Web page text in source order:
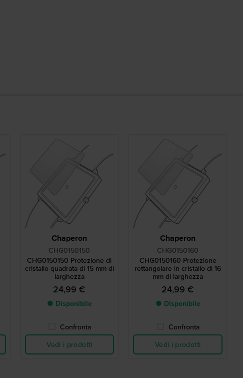
Chaperon
CHG0150150
CHG0150150 Protezione di
cristallo quadrata di 15 mm di
larghezza
24,99 €
● Disponibile
Confronta
Vedi i prodotti
Chaperon
CHG0150160
CHG0150160 Protezione
rettangolare in cristallo di 16
mm di larghezza
24,99 €
● Disponibile
Confronta
Vedi i prodotti